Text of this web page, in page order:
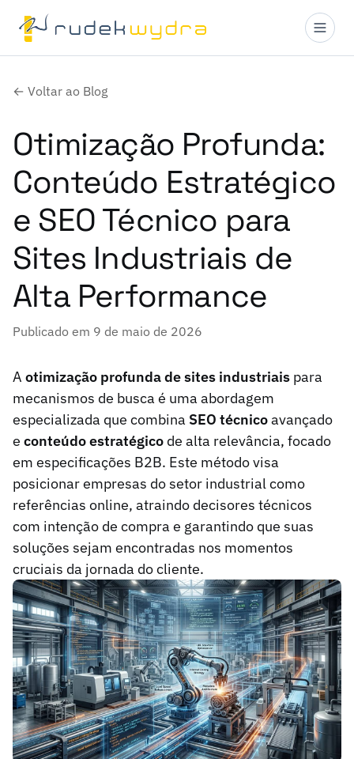
← Voltar ao Blog
Otimização Profunda:
Conteúdo Estratégico
e SEO Técnico para
Sites Industriais de
Alta Performance
Publicado em 9 de maio de 2026
A otimização profunda de sites industriais para
mecanismos de busca é uma abordagem
especializada que combina SEO técnicoavançado
e conteúdo estratégico de alta relevância, focado
em especificações B2B. Este método visa
posicionar empresas do setor industrial como
referências online, atraindo decisores técnicos
com intenção de compra e garantindo que suas
soluções sejam encontradas nos momentos
cruciais da jornada do cliente.